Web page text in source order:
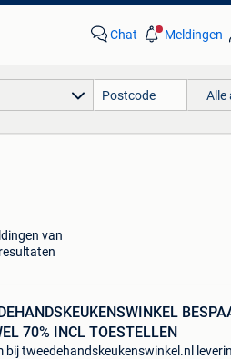
Chat Meldingen
Alle
van
70% INCL TOESTELLEN
bij tweedehandskeukenswinkel.nl